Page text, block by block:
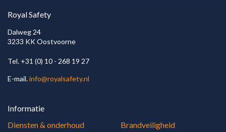
Brandveiligheid
Brandpreventie bedrijven
Royal Safety
Dalweg 24
3233 KK Oostvoorne
Tel. +31 (0) 10 - 268 19 27
E-mail.info@royalsafety.nl
Informatie
Diensten & onderhoud
Brandveiligheid